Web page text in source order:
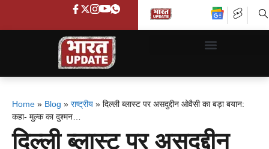
Home » Blog » राष्ट्रीय » दिल्ली ब्लास्ट पर असदुद्दीन ओवैसी का बड़ा बयान:
कहा- मुल्क का दुश्मन…
दिल्ली ब्लास्ट पर असदुद्दीन